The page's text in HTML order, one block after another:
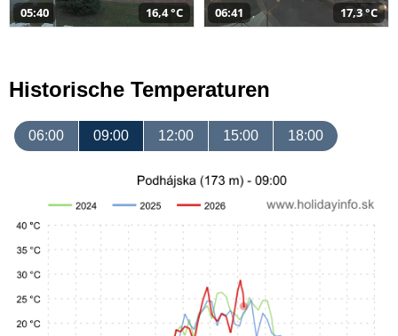
05:40 16,4 °C 06:41 17,3 °C
Historische Temperaturen
06:00 09:00 12:00 15:00 18:00